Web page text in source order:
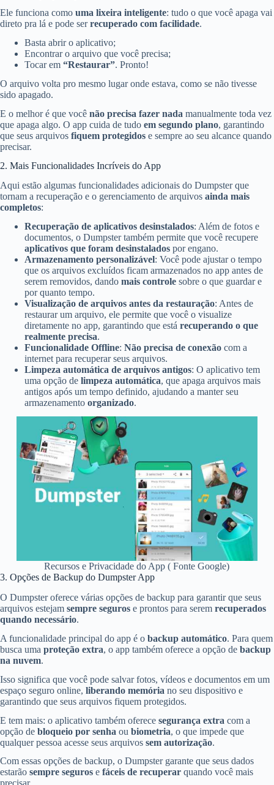
Ele funciona como uma lixeira inteligente: tudo o que você apaga vai
direto pra lá e pode serrecuperado com facilidade.
Basta abrir o aplicativo;
Encontrar o arquivo que você precisa;
Tocar em “Restaurar”. Pronto!
O arquivo volta pro mesmo lugar onde estava, como se não tivesse
sido apagado.
E o melhor é que você não precisa fazer nada manualmente toda vez
que apaga algo. O app cuida de tudo em segundo plano, garantindo
que seus arquivos fiquem protegidos e sempre ao seu alcance quando
precisar.
2. Mais Funcionalidades Incríveis do App
Aqui estão algumas funcionalidades adicionais do Dumpster que
tornam a recuperação e o gerenciamento de arquivos ainda mais
completos:
Recuperação de aplicativos desinstalados: Além de fotos e
documentos, o Dumpster também permite que você recupere
aplicativos que foram desinstalados por engano.
Armazenamento personalizável: Você pode ajustar o tempo
que os arquivos excluídos ficam armazenados no app antes de
serem removidos, dando mais controle sobre o que guardar e
por quanto tempo.
Visualização de arquivos antes da restauração: Antes de
restaurar um arquivo, ele permite que você o visualize
diretamente no app, garantindo que está recuperando o que
realmente precisa.
Funcionalidade Offline: Não precisa de conexão com a
internet para recuperar seus arquivos.
Limpeza automática de arquivos antigos: O aplicativo tem
uma opção de limpeza automática, que apaga arquivos mais
antigos após um tempo definido, ajudando a manter seu
armazenamento organizado.
Recursos e Privacidade do App ( Fonte Google)
3. Opções de Backup do Dumpster App
O Dumpster oferece várias opções de backup para garantir que seus
arquivos estejam sempre seguros e prontos para serem recuperados
quando necessário.
A funcionalidade principal do app é o backup automático. Para quem
busca uma proteção extra, o app também oferece a opção de backup
na nuvem.
Isso significa que você pode salvar fotos, vídeos e documentos em um
espaço seguro online, liberando memória no seu dispositivo e
garantindo que seus arquivos fiquem protegidos.
E tem mais: o aplicativo também oferece segurança extra com a
opção de bloqueio por senha ou biometria, o que impede que
qualquer pessoa acesse seus arquivos sem autorização.
Com essas opções de backup, o Dumpster garante que seus dados
estarão sempre seguros e fáceis de recuperar quando você mais